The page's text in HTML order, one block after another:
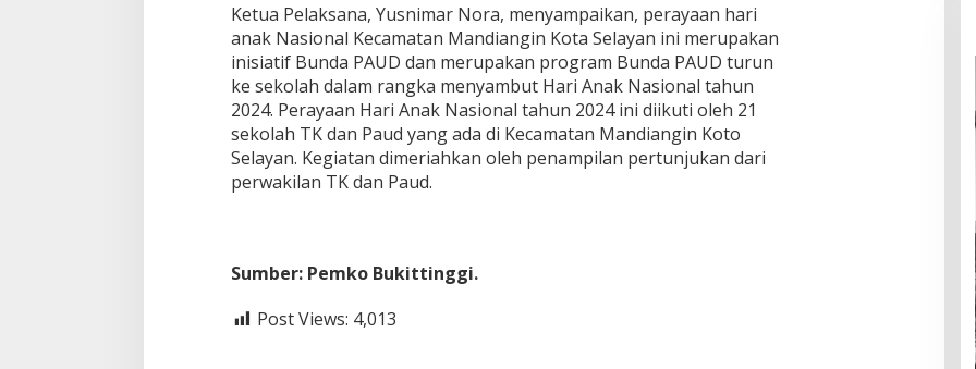
Ketua Pelaksana, Yusnimar Nora, menyampaikan, perayaan hari
anak Nasional Kecamatan Mandiangin Kota Selayan ini merupakan
inisiatif Bunda PAUD dan merupakan program Bunda PAUD turun
ke sekolah dalam rangka menyambut Hari Anak Nasional tahun
2024. Perayaan Hari Anak Nasional tahun 2024 ini diikuti oleh 21
sekolah TK dan Paud yang ada di Kecamatan Mandiangin Koto
Selayan. Kegiatan dimeriahkan oleh penampilan pertunjukan dari
perwakilan TK dan Paud.
Sumber: Pemko Bukittinggi.
Post Views: 4,013